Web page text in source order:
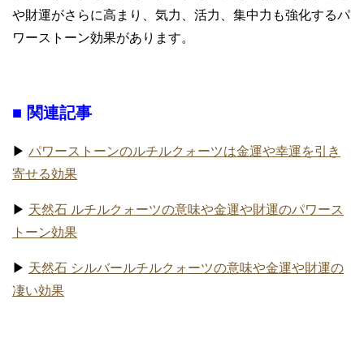
や財運がさらに高まり、気力、活力、集中力も強化するパ
ワーストーン効果があります。
■ 関連記事
▶ パワーストーンのルチルクォーツは金運や幸運を引き
寄せる効果
▶ 天然石 ルチルクォーツの意味や金運や財運のパワース
トーン効果
▶ 天然石 シルバールチルクォーツの意味や金運や財運の
凄い効果